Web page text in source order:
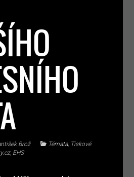
Brož Témata, Tiskové
, EHS